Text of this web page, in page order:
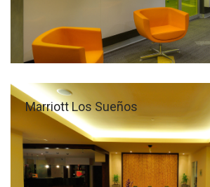
Marriott Los Sueños